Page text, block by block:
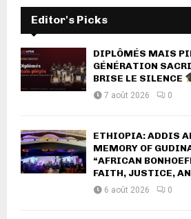
Editor's Picks
DIPLÔMÉS MAIS
GÉNÉRATION
BRISE LE SILENCE
7 août 2026 0
ETHIOPIA: ADDIS
MEMORY OF
“AFRICAN
FAITH, JUSTICE,
6 août 2026 0